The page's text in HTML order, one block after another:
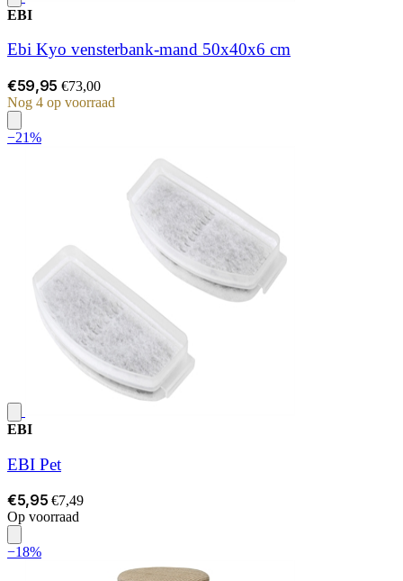
EBI
Ebi Kyo vensterbank-mand 50x40x6 cm
€59,95 €73,00
Nog 4 op voorraad
−21%
EBI
EBI Pet
€5,95 €7,49
Op voorraad
−18%